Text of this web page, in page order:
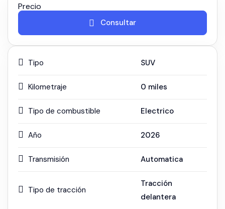
Precio
Consultar
Tipo SUV
Kilometraje 0 miles
Tipo de combustible Electrico
Año 2026
Transmisión Automatica
Tipo de tracción
Tracción
delantera